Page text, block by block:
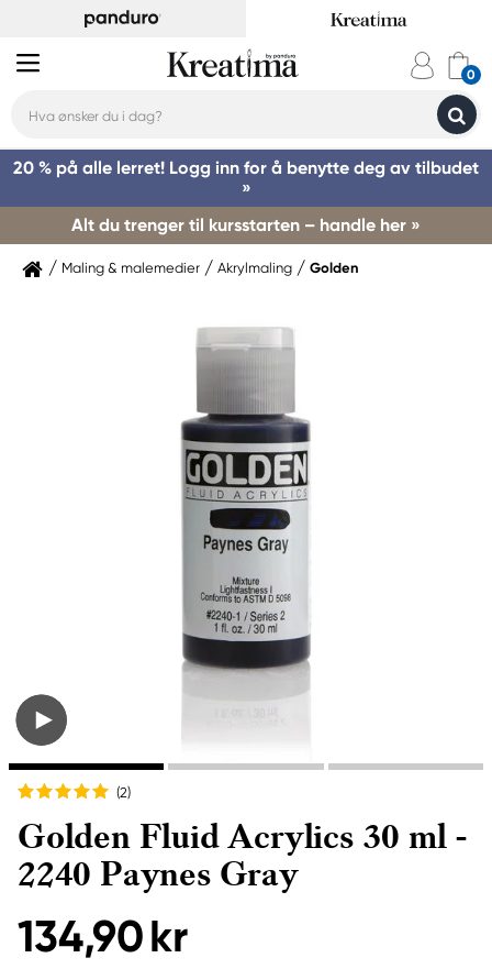
20 % på alle lerret! Logg inn for å benytte deg av tilbudet
»
Alt du trenger til kursstarten – handle her »
Maling & malemedier Akrylmaling Golden
(2)
Golden Fluid Acrylics 30 ml -
2240 Paynes Gray
134,90 kr